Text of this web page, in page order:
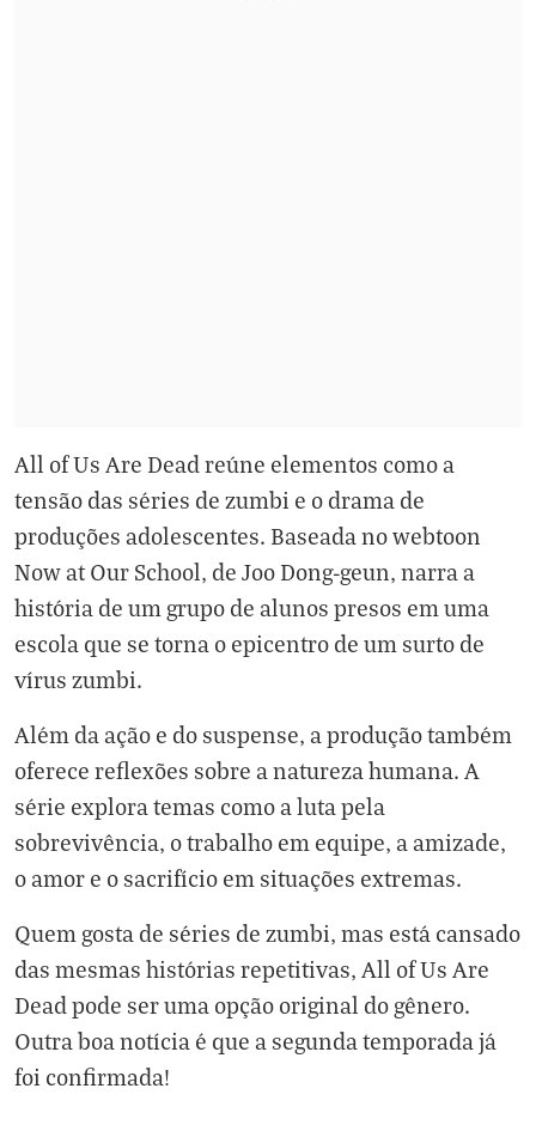
All of Us Are Dead reúne elementos como a
tensão das séries de zumbi e o drama de
produções adolescentes. Baseada no webtoon
Now at Our School, de Joo Dong-geun, narra a
história de um grupo de alunos presos em uma
escola que se torna o epicentro de um surto de
vírus zumbi.
Além da ação e do suspense, a produção também
oferece reflexões sobre a natureza humana. A
série explora temas como a luta pela
sobrevivência, o trabalho em equipe, a amizade,
o amor e o sacrifício em situações extremas.
Quem gosta de séries de zumbi, mas está cansado
das mesmas histórias repetitivas, All of Us Are
Dead pode ser uma opção original do gênero.
Outra boa notícia é que a segunda temporada já
foi confirmada!